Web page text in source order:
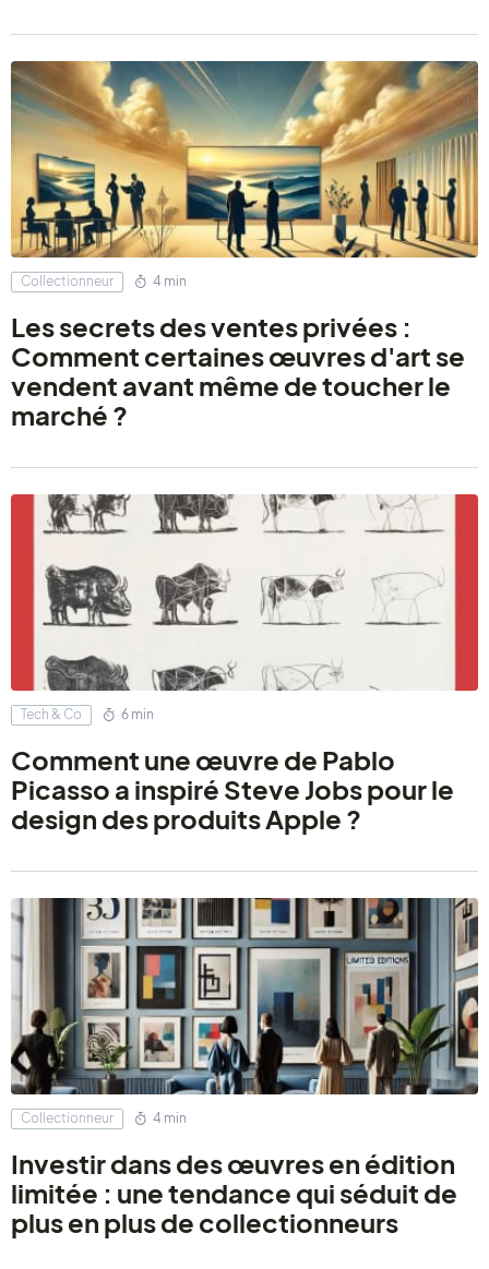
Collectionneur 4 min
Les secrets des ventes privées :
Comment certaines œuvres d'art se
vendent avant même de toucher le
marché ?
Tech & Co 6 min
Comment une œuvre de Pablo
Picasso a inspiré Steve Jobs pour le
design des produits Apple ?
Collectionneur 4 min
Investir dans des œuvres en édition
limitée : une tendance qui séduit de
plus en plus de collectionneurs